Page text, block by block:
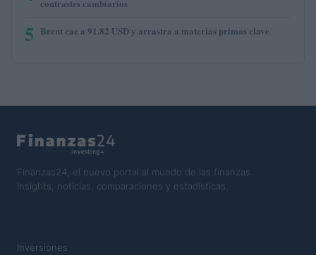
contrastes cambiarios
5 Brent cae a 91.82 USD y arrastra a materias primas clave
Finanzas24, el nuevo portal al mundo de las finanzas.
Insights, noticias, comparaciones y estadísticas.
Inversiones